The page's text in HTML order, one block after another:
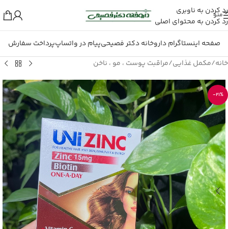
رد کردن به ناوبری
رد کردن به محتوای اصلی
منو
صفحه اینستاگرام داروخانه دکتر فصیحیپیام در واتساپپرداخت سفارش
خانه/مکمل غذایی/مراقبت پوست ، مو ، ناخن
-21%